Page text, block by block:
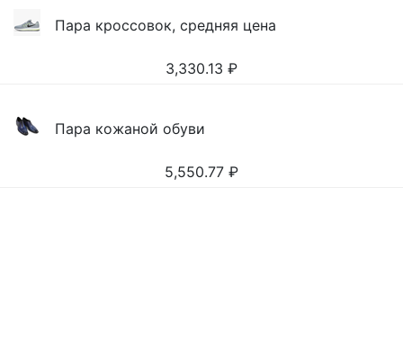
Пара кроссовок, средняя цена
3,330.13 ₽
Пара кожаной обуви
5,550.77 ₽